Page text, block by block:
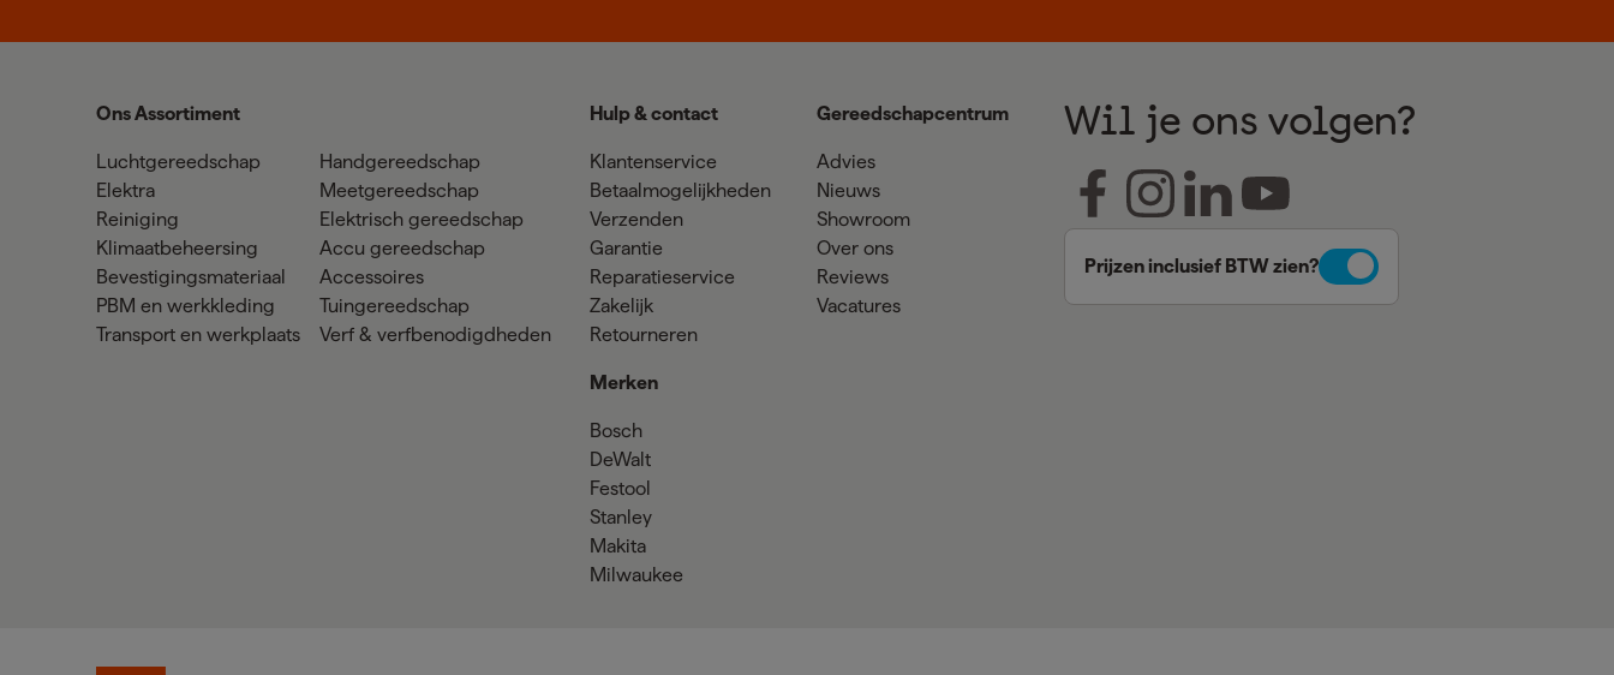
Ons Assortiment
Luchtgereedschap
Elektra
Reiniging
Klimaatbeheersing
Bevestigingsmateriaal
PBM en werkkleding
Transport en werkplaats
Handgereedschap
Meetgereedschap
Elektrisch gereedschap
Accu gereedschap
Accessoires
Tuingereedschap
Verf & verfbenodigdheden
Hulp & contact
Klantenservice
Betaalmogelijkheden
Verzenden
Garantie
Reparatieservice
Zakelijk
Retourneren
Merken
Bosch
DeWalt
Festool
Stanley
Makita
Milwaukee
Gereedschapcentrum
Advies
Nieuws
Showroom
Over ons
Reviews
Vacatures
Wil je ons volgen?
Prijzen inclusief BTW zien?